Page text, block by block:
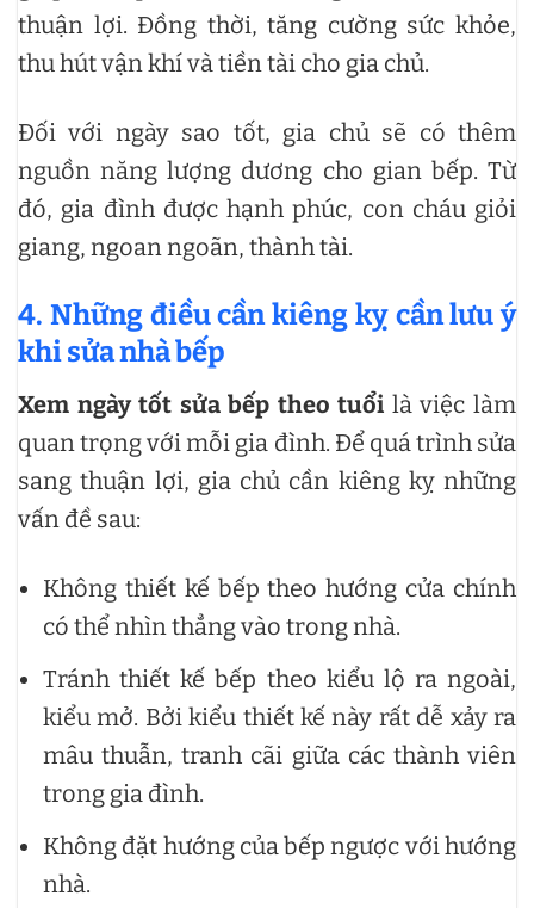
thuận lợi. Đồng thời, tăng cường sức khỏe,
thu hút vận khí và tiền tài cho gia chủ.
Đối với ngày sao tốt, gia chủ sẽ có thêm
nguồn năng lượng dương cho gian bếp. Từ
đó, gia đình được hạnh phúc, con cháu giỏi
giang, ngoan ngoãn, thành tài.
4. Những điều cần kiêng kỵ cần lưu ý
khi sửa nhà bếp
Xem ngày tốt sửa bếp theo tuổi là việc làm
quan trọng với mỗi gia đình. Để quá trình sửa
sang thuận lợi, gia chủ cần kiêng kỵ những
vấn đề sau:
Không thiết kế bếp theo hướng cửa chính
có thể nhìn thẳng vào trong nhà.
Tránh thiết kế bếp theo kiểu lộ ra ngoài,
kiểu mở. Bởi kiểu thiết kế này rất dễ xảy ra
mâu thuẫn, tranh cãi giữa các thành viên
trong gia đình.
Không đặt hướng của bếp ngược với hướng
nhà.